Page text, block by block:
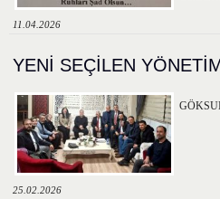
11.04.2026
YENİ SEÇİLEN
25.02.2026